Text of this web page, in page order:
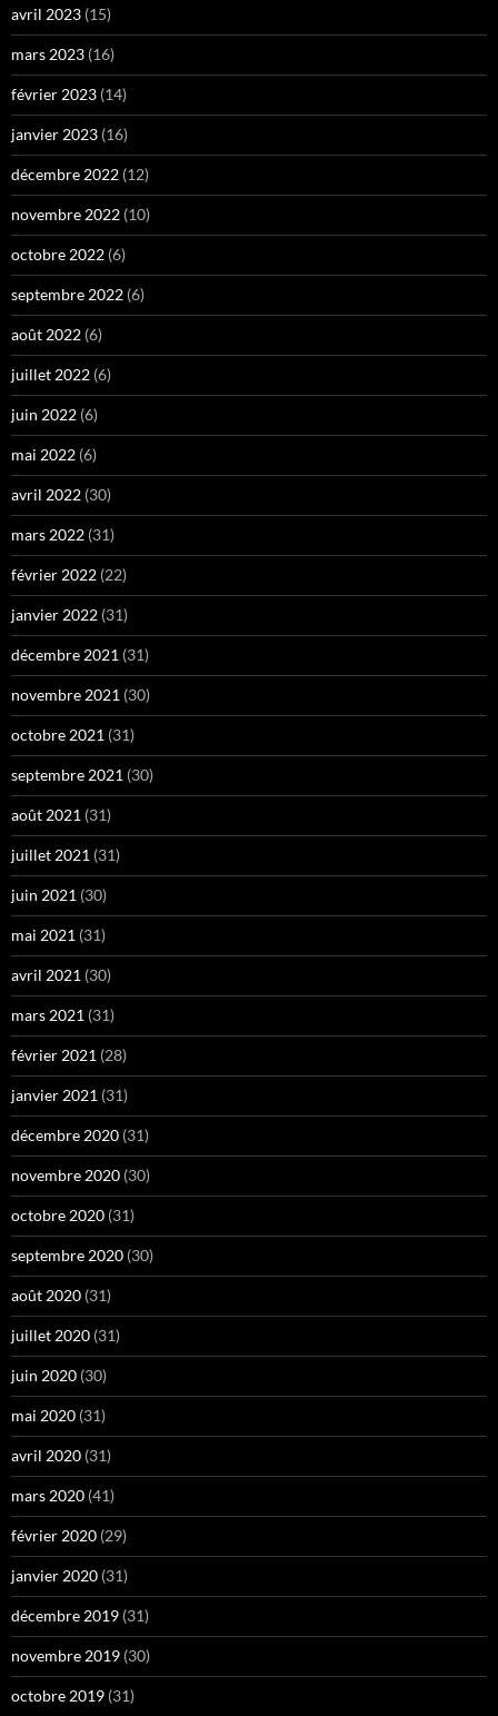
avril 2023 (15)
mars 2023 (16)
février 2023 (14)
janvier 2023 (16)
décembre 2022 (12)
novembre 2022 (10)
octobre 2022 (6)
septembre 2022 (6)
août 2022 (6)
juillet 2022 (6)
juin 2022 (6)
mai 2022 (6)
avril 2022 (30)
mars 2022 (31)
février 2022 (22)
janvier 2022 (31)
décembre 2021 (31)
novembre 2021 (30)
octobre 2021 (31)
septembre 2021 (30)
août 2021 (31)
juillet 2021 (31)
juin 2021 (30)
mai 2021 (31)
avril 2021 (30)
mars 2021 (31)
février 2021 (28)
janvier 2021 (31)
décembre 2020 (31)
novembre 2020 (30)
octobre 2020 (31)
septembre 2020 (30)
août 2020 (31)
juillet 2020 (31)
juin 2020 (30)
mai 2020 (31)
avril 2020 (31)
mars 2020 (41)
février 2020 (29)
janvier 2020 (31)
décembre 2019 (31)
novembre 2019 (30)
octobre 2019 (31)